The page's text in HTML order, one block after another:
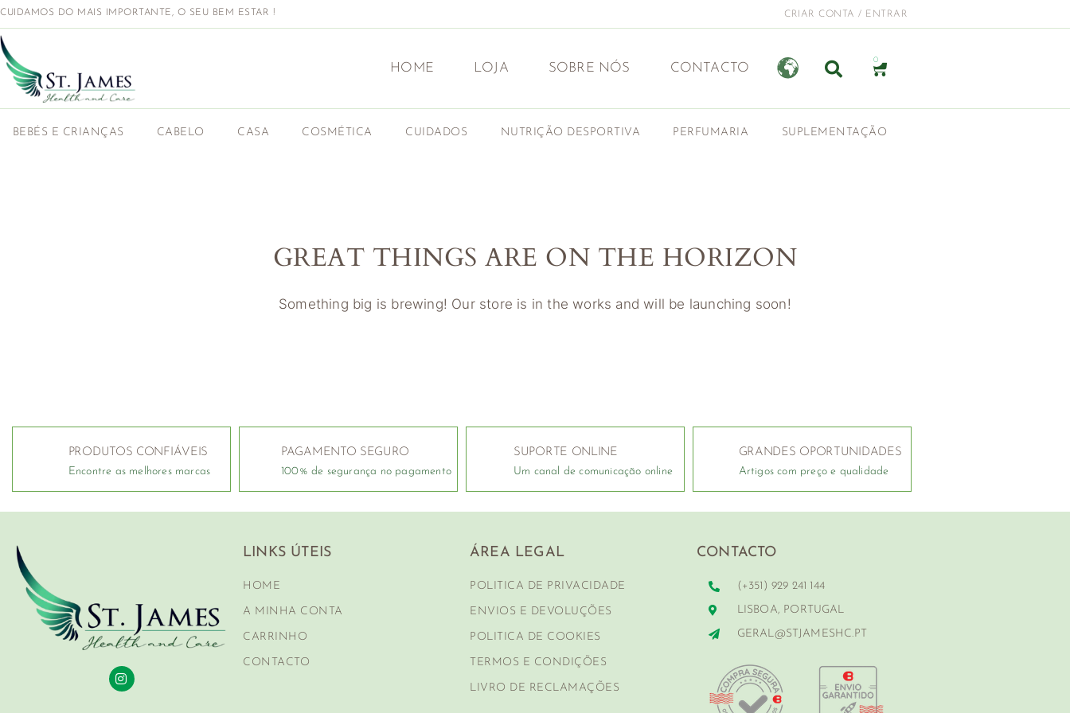
CUIDAMOS DO MAIS IMPORTANTE, O SEU BEM ESTAR ! CRIAR CONTA / ENTRAR
HOME LOJA SOBRE NÓS CONTACTO
0
BEBÉS E CRIANÇAS CABELO CASA COSMÉTICA CUIDADOS NUTRIÇÃO DESPORTIVA PERFUMARIA SUPLEMENTAÇÃO
GREAT THINGS ARE ON THE HORIZON
Something big is brewing! Our store is in the works and will be launching soon!
PRODUTOS CONFIÁVEIS
Encontre as melhores marcas
PAGAMENTO SEGURO
100% de segurança no pagamento
SUPORTE ONLINE
Um canal de comunicação online
GRANDES OPORTUNIDADES
Artigos com preço e qualidade
LINKS ÚTEIS
HOME
A MINHA CONTA
CARRINHO
CONTACTO
ÁREA LEGAL
POLITICA DE PRIVACIDADE
ENVIOS E DEVOLUÇÕES
POLITICA DE COOKIES
TERMOS E CONDIÇÕES
LIVRO DE RECLAMAÇÕES
CONTACTO
(+351) 929 241 144
LISBOA, PORTUGAL
GERAL@STJAMESHC.PT